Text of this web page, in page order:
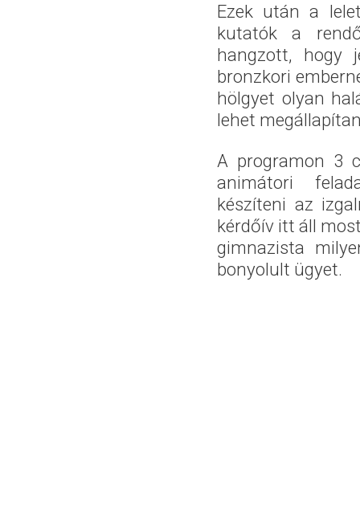
Ezek után a
kutatók a
hangzott, hogy
bronzkori
hölgyet olyan
lehet
A programon 3
animátori
készíteni az
kérdőív itt áll
gimnazista
bonyolult ügyet.